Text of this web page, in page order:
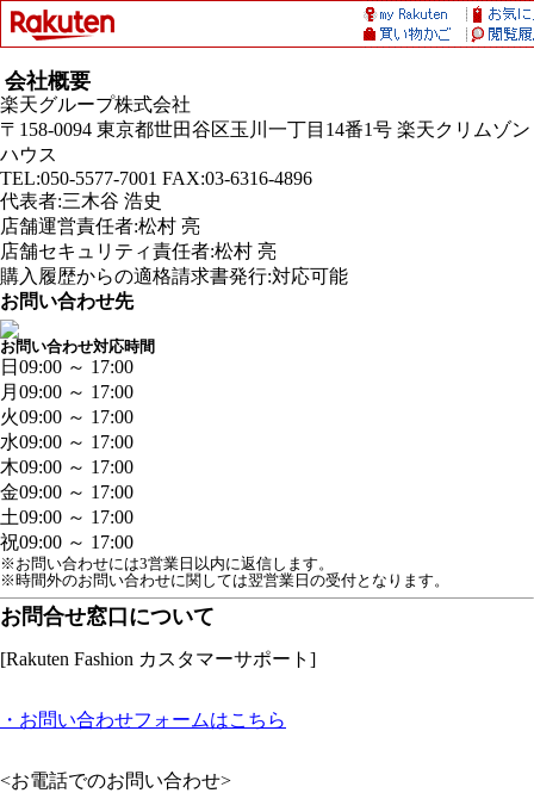
会社概要
楽天グループ株式会社
〒158-0094 東京都世田谷区玉川一丁目14番1号 楽天クリムゾン
ハウス
TEL:050-5577-7001 FAX:03-6316-4896
代表者:三木谷 浩史
店舗運営責任者:松村 亮
店舗セキュリティ責任者:松村 亮
購入履歴からの適格請求書発行:対応可能
お問い合わせ先
お問い合わせ対応時間
日 09:00 ～ 17:00
月 09:00 ～ 17:00
火09:00 ～ 17:00
水09:00 ～ 17:00
木09:00 ～ 17:00
金09:00 ～ 17:00
土09:00 ～ 17:00
祝09:00 ～ 17:00
※お問い合わせには3営業日以内に返信します。
※時間外のお問い合わせに関しては翌営業日の受付となります。
お問合せ窓口について
[Rakuten Fashion カスタマーサポート]
・お問い合わせフォームはこちら
<お電話でのお問い合わせ>